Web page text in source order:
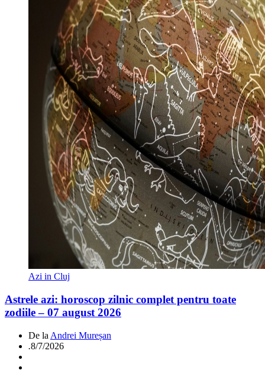
Azi in Cluj
Astrele azi: horoscop zilnic complet pentru toate
zodiile – 07 august 2026
De la Andrei Mureșan
.8/7/2026